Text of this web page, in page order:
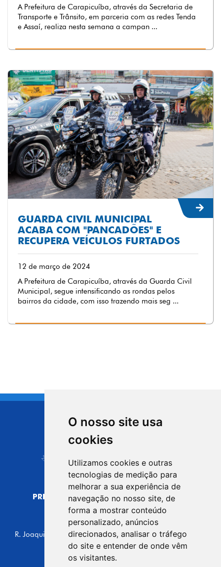
O nosso site usa
cookies
Utilizamos cookies e outras
tecnologias de medição para
melhorar a sua experiência de
navegação no nosso site, de
forma a mostrar conteúdo
personalizado, anúncios
direcionados, analisar o tráfego
do site e entender de onde vêm
os visitantes.
A Prefeitura de Carapicuíba, através da Secretaria de
Transporte e Trânsito, em parceria com as redes Tenda
e Assaí, realiza nesta semana a campan ...
GUARDA CIVIL MUNICIPAL
ACABA COM "PANCADÕES" E
RECUPERA VEÍCULOS FURTADOS
12 de março de 2024
A Prefeitura de Carapicuíba, através da Guarda Civil
Municipal, segue intensificando as rondas pelos
bairros da cidade, com isso trazendo mais seg ...
CIDADE DE
Carapicuíba
PREFEITURA MUNICIPAL DE CARAPICUÍBA
CNPJ: 44.892.693/0001-40
CENTRO ADMINISTRATIVO
R. Joaquim das Neves, 211 - Vila Caldas, Carapicuíba/SP
CEP: 06310-030, Brasil
Telefone: 4164-5500